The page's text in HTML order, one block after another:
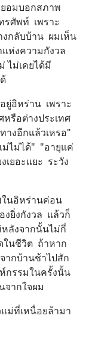
ยอมบอกสภาพ
ศัพท์  เพราะ
กลับบ้าน  ผมเห็น
ห่งความกังวล
ไม่เคยได้มี
อิหร่าน  เพราะ
หรือต่างประเทศ
างอีกแล้วเหรอ"
ไม่ได้"  "อายุแค่
ยอะแยะ  ระวัง
นอิหร่านค่อน
ยิ่งกังวล  แล้วก็
หลังจากนั้นไม่กี่
ในชีวิต  ถ้าหาก
ากบ้านช้าไปสัก
กรรมในครั้งนั้น
จากใจผม
ม่ที่เหนื่อยล้ามา